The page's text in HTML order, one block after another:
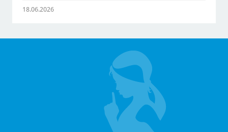
18.06.2026